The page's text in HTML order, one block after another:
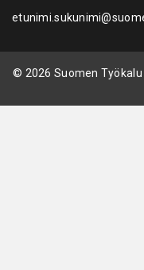
© 2026 Suomen Työkalu